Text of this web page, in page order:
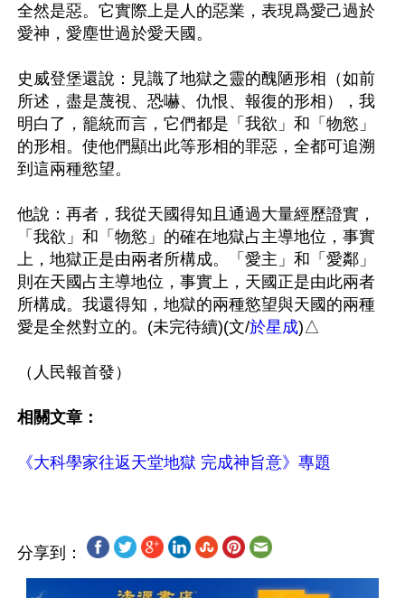
全然是惡。它實際上是人的惡業，表現爲愛己過於
愛神，愛塵世過於愛天國。
史威登堡還說：見識了地獄之靈的醜陋形相（如前
所述，盡是蔑視、恐嚇、仇恨、報復的形相），我
明白了，籠統而言，它們都是「我欲」和「物慾」
的形相。使他們顯出此等形相的罪惡，全都可追溯
到這兩種慾望。
他說：再者，我從天國得知且通過大量經歷證實，
「我欲」和「物慾」的確在地獄占主導地位，事實
上，地獄正是由兩者所構成。「愛主」和「愛鄰」
則在天國占主導地位，事實上，天國正是由此兩者
所構成。我還得知，地獄的兩種慾望與天國的兩種
愛是全然對立的。(未完待續)(文/於星成)△
（人民報首發）
相關文章：
《大科學家往返天堂地獄 完成神旨意》專題
分享到：